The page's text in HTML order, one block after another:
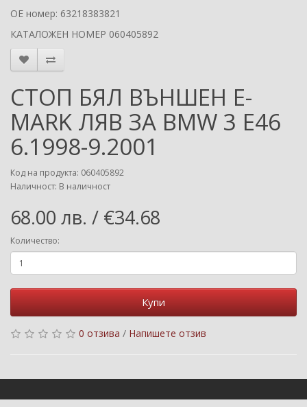
ОЕ номер: 63218383821
КАТАЛОЖЕН НОМЕР 060405892
СТОП БЯЛ ВЪНШЕН E-
MARK ЛЯВ ЗА BMW 3 E46
6.1998-9.2001
Код на продукта: 060405892
Наличност: В наличност
68.00 лв. / €34.68
Количество:
Купи
0 отзива / Напишете отзив